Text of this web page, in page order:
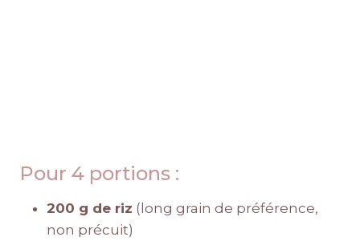
Pour 4 portions :
200 g de riz (long grain de préférence,
non précuit)